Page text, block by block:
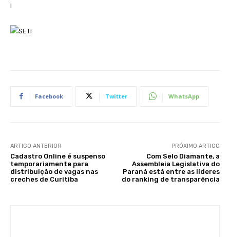
I
Facebook Twitter WhatsApp
ARTIGO ANTERIOR
Cadastro Online é suspenso
temporariamente para
distribuição de vagas nas
creches de Curitiba
PRÓXIMO ARTIGO
Com Selo Diamante, a
Assembleia Legislativa do
Paraná está entre as líderes
do ranking de transparência